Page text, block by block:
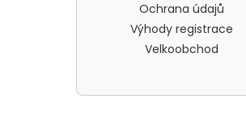
Ochrana údajů
Výhody registrace
Velkoobchod